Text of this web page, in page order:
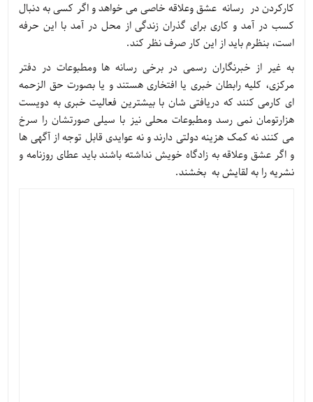
کارکردن در رسانه عشق وعلاقه خاصی می خواهد و اگر کسی به دنبال
کسب در آمد و کاری برای گذران زندگی از محل در آمد با این حرفه
است، بنظرم باید از این کار صرف نظر کند.
به غیر از خبرنگاران رسمی در برخی رسانه ها ومطبوعات در دفتر
مرکزی، کلیه رابطان خبری یا افتخاری هستند و یا بصورت حق الزحمه
ای کارمی کنند که دریافتی شان با بیشترین فعالیت خبری به دویست
هزارتومان نمی رسد ومطبوعات محلی نیز با سیلی صورتشان را سرخ
می کنند نه کمک هزینه دولتی دارند و نه عوایدی قابل توجه از آگهی ها
و اگر عشق وعلاقه به زادگاه خویش نداشته باشند باید عطای روزنامه و
نشریه را به لقایش به بخشند.